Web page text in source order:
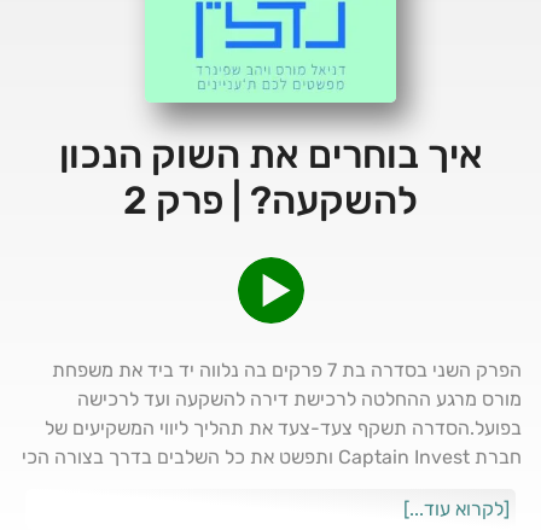
איך בוחרים את השוק הנכון
להשקעה? | פרק 2
הפרק השני בסדרה בת 7 פרקים בה נלווה יד ביד את משפחת
מורס מרגע ההחלטה לרכישת דירה להשקעה ועד לרכישה
בפועל.הסדרה תשקף צעד-צעד את תהליך ליווי המשקיעים של
חברת Captain Invest ותפשט את כל השלבים בדרך בצורה הכי
כלומר את עיר היעד. נבין יחד מה חשוב לבחון בחיפוש אחר השוק
[לקרוא עוד...]